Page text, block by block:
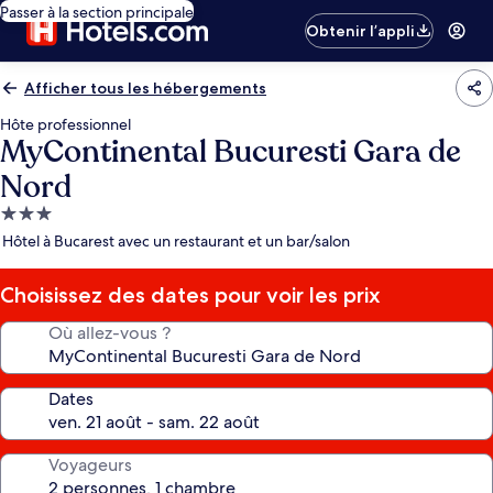
Passer à la section principale
Obtenir l’appli
Afficher tous les hébergements
Hôte professionnel
MyContinental Bucuresti Gara de
Nord
Hébergement
3.0 étoiles
Hôtel à Bucarest avec un restaurant et un bar/salon
Choisissez des dates pour voir les prix
Où allez-vous ?
Dates
Voyageurs